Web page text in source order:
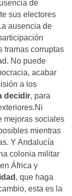
de
sus electores
ausencia de
tramas corruptas
No puede
acabar
a los
decidir, para
mejoras sociales
mientras
Y Andalucía
colonia militar
África y
, que haga
esta es la